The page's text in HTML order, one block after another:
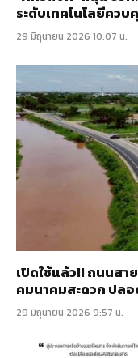
ระดับเทคโนโลยีควบ
29 มิถุนายน 2026 10:07 น.
เปิดใช้แล้ว!! ถนนสา
คมนาคมสะดวก ปล
29 มิถุนายน 2026 9:57 น.